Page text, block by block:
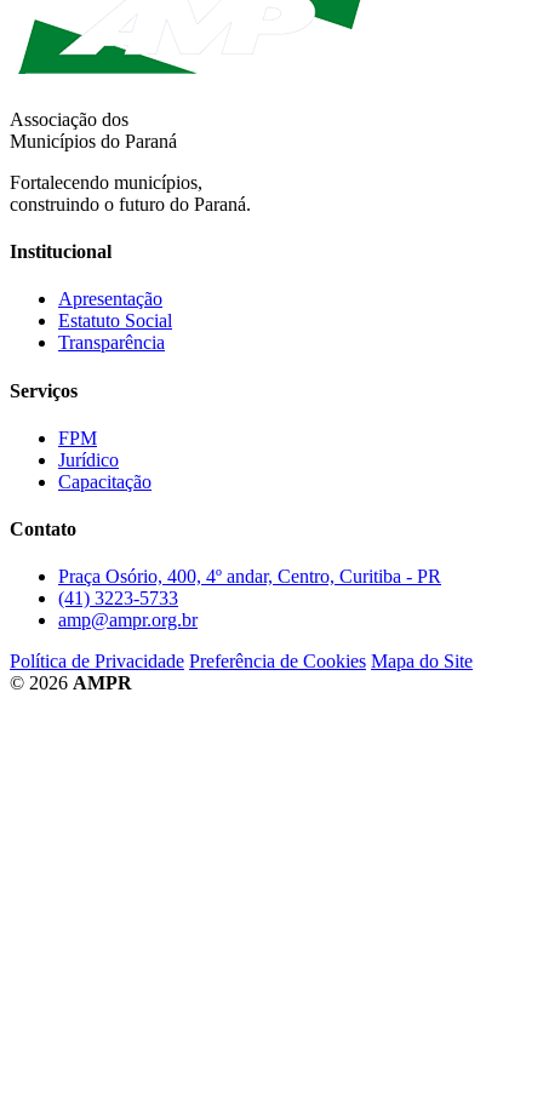
Associação dos
Municípios do Paraná
Fortalecendo municípios,
construindo o futuro do Paraná.
Institucional
Apresentação
Estatuto Social
Transparência
Serviços
FPM
Jurídico
Capacitação
Contato
Praça Osório, 400, 4º andar, Centro, Curitiba - PR
(41) 3223-5733
amp@ampr.org.br
Política de Privacidade Preferência de Cookies Mapa do Site
© 2026 AMPR